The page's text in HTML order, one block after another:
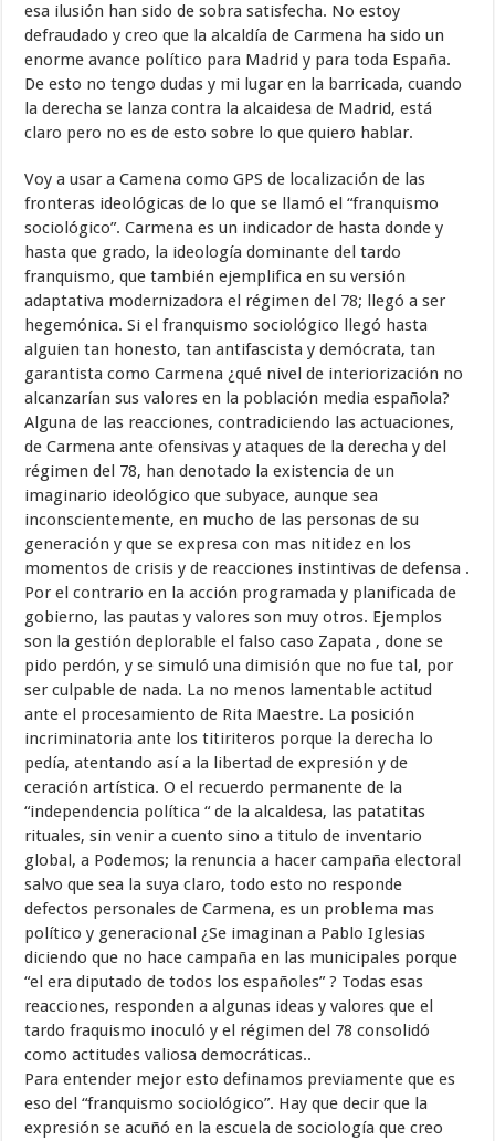
esa ilusión han sido de sobra satisfecha. No estoy
defraudado y creo que la alcaldía de Carmena ha sido un
enorme avance político para Madrid y para toda España.
De esto no tengo dudas y mi lugar en la barricada, cuando
la derecha se lanza contra la alcaidesa de Madrid, está
claro pero no es de esto sobre lo que quiero hablar.
Voy a usar a Camena como GPS de localización de las
fronteras ideológicas de lo que se llamó el “franquismo
sociológico”. Carmena es un indicador de hasta donde y
hasta que grado, la ideología dominante del tardo
franquismo, que también ejemplifica en su versión
adaptativa modernizadora el régimen del 78; llegó a ser
hegemónica. Si el franquismo sociológico llegó hasta
alguien tan honesto, tan antifascista y demócrata, tan
garantista como Carmena ¿qué nivel de interiorización no
alcanzarían sus valores en la población media española?
Alguna de las reacciones, contradiciendo las actuaciones,
de Carmena ante ofensivas y ataques de la derecha y del
régimen del 78, han denotado la existencia de un
imaginario ideológico que subyace, aunque sea
inconscientemente, en mucho de las personas de su
generación y que se expresa con mas nitidez en los
momentos de crisis y de reacciones instintivas de defensa .
Por el contrario en la acción programada y planificada de
gobierno, las pautas y valores son muy otros. Ejemplos
son la gestión deplorable el falso caso Zapata , done se
pido perdón, y se simuló una dimisión que no fue tal, por
ser culpable de nada. La no menos lamentable actitud
ante el procesamiento de Rita Maestre. La posición
incriminatoria ante los titiriteros porque la derecha lo
pedía, atentando así a la libertad de expresión y de
ceración artística. O el recuerdo permanente de la
“independencia política “ de la alcaldesa, las patatitas
rituales, sin venir a cuento sino a titulo de inventario
global, a Podemos; la renuncia a hacer campaña electoral
salvo que sea la suya claro, todo esto no responde
defectos personales de Carmena, es un problema mas
político y generacional ¿Se imaginan a Pablo Iglesias
diciendo que no hace campaña en las municipales porque
“el era diputado de todos los españoles” ? Todas esas
reacciones, responden a algunas ideas y valores que el
tardo fraquismo inoculó y el régimen del 78 consolidó
como actitudes valiosa democráticas..
Para entender mejor esto definamos previamente que es
eso del “franquismo sociológico”. Hay que decir que la
expresión se acuñó en la escuela de sociología que creo